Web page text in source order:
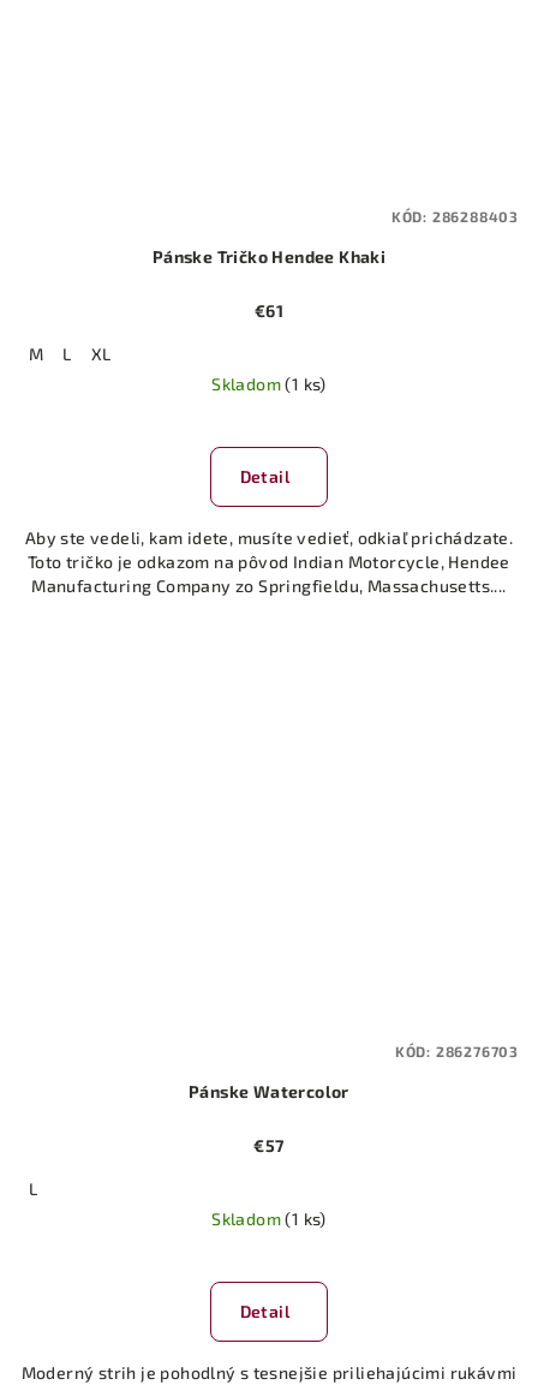
Pánske Tričko Hendee Khaki
€61
M L
XL
Skladom(1 ks)
Detail
Aby ste vedeli, kam idete, musíte vedieť, odkiaľ prichádzate.
Toto tričko je odkazom na pôvod Indian Motorcycle, Hendee
Manufacturing Company zo Springfieldu, Massachusetts....
KÓD: 286288403
Pánske Watercolor
€57
L
Skladom(1 ks)
Detail
Moderný strih je pohodlný s tesnejšie priliehajúcimi rukávmi
KÓD: 286276703